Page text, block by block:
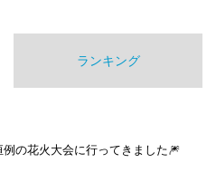
ランキング
例の花火大会に行ってきました🎆